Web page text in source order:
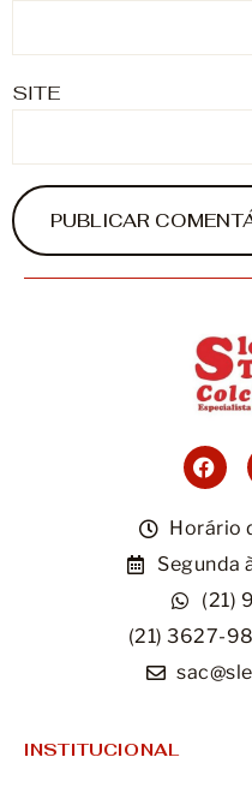
SITE
Horário
Segunda
(21)
(21) 3627-
INSTITUCIONAL